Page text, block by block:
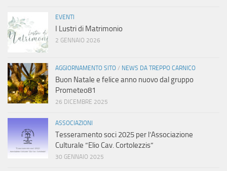
o
EVENTI
I Lustri di Matrimonio
2 GENNAIO 2026
AGGIORNAMENTO SITO / NEWS DA TREPPO CARNICO
Buon Natale e felice anno nuovo dal gruppo
Prometeo81
26 DICEMBRE 2025
ASSOCIAZIONI
Tesseramento soci 2025 per l’Associazione
Culturale “Elio Cav. Cortolezzis”
30 GENNAIO 2025